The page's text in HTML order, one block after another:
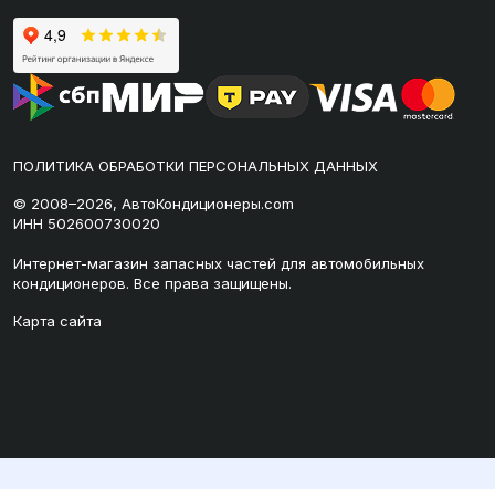
ПОЛИТИКА ОБРАБОТКИ ПЕРСОНАЛЬНЫХ ДАННЫХ
© 2008–2026, АвтоКондиционеры.com
ИНН 502600730020
Интернет-магазин запасных частей для автомобильных
кондиционеров. Все права защищены.
Карта сайта